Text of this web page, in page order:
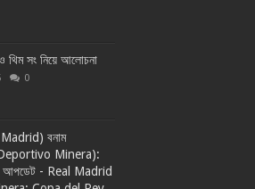
থিম সং নিয়ে আলোচনা
0
Madrid) বনাম
(Deportivo Minera):
আপডেট - Real Madrid